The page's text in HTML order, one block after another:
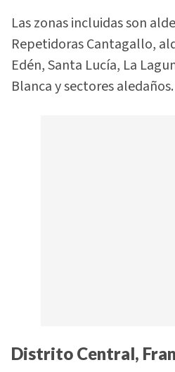
Las zonas incluidas son
Repetidoras Cantagallo,
Edén, Santa Lucía, La
Blanca y sectores aledaños.
Distrito Central,